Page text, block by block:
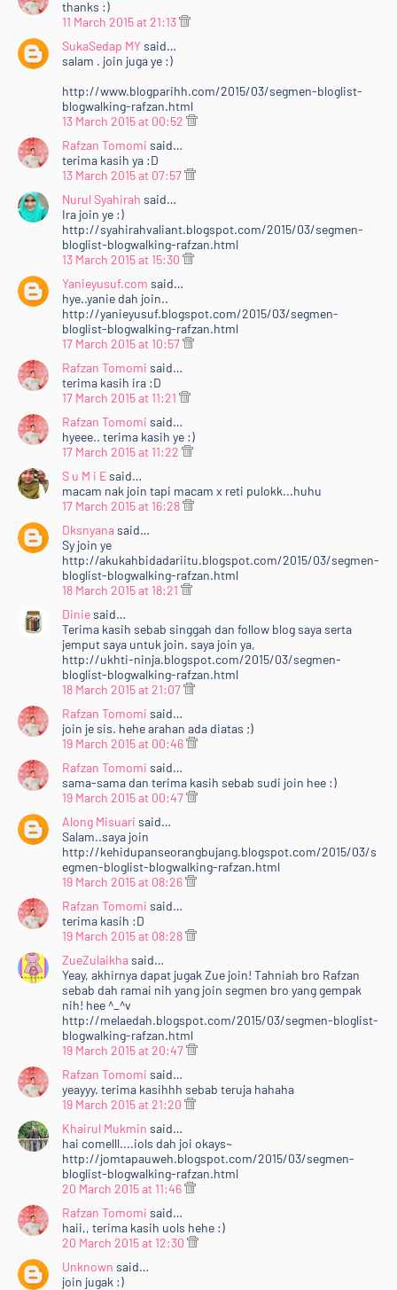
thanks :)
11 March 2015 at 21:13
SukaSedap MYsaid…
salam . join juga ye :)
http://www.blogparihh.com/2015/03/segmen-bloglist-
blogwalking-rafzan.html
13 March 2015 at 00:52
Rafzan Tomomi said…
terima kasih ya :D
13 March 2015 at 07:57
Nurul Syahirah said…
Ira join ye :)
http://syahirahvaliant.blogspot.com/2015/03/segmen-
bloglist-blogwalking-rafzan.html
13 March 2015 at 15:30
Yanieyusuf.com said…
hye..yanie dah join..
http://yanieyusuf.blogspot.com/2015/03/segmen-
bloglist-blogwalking-rafzan.html
17 March 2015 at 10:57
Rafzan Tomomi said…
terima kasih ira :D
17 March 2015 at 11:21
Rafzan Tomomi said…
hyeee.. terima kasih ye :)
17 March 2015 at 11:22
S u M i Esaid…
macam nak join tapi macam x reti pulokk...huhu
17 March 2015 at 16:28
Dksnyanasaid…
Sy join ye
http://akukahbidadariitu.blogspot.com/2015/03/segmen-
bloglist-blogwalking-rafzan.html
18 March 2015 at 18:21
Diniesaid…
Terima kasih sebab singgah dan follow blog saya serta
jemput saya untuk join. saya join ya,
http://ukhti-ninja.blogspot.com/2015/03/segmen-
bloglist-blogwalking-rafzan.html
18 March 2015 at 21:07
Rafzan Tomomi said…
join je sis. hehe arahan ada diatas ;)
19 March 2015 at 00:46
Rafzan Tomomi said…
sama-sama dan terima kasih sebab sudi join hee :)
19 March 2015 at 00:47
Along Misuari said…
Salam..saya join
http://kehidupanseorangbujang.blogspot.com/2015/03/s
egmen-bloglist-blogwalking-rafzan.html
19 March 2015 at 08:26
Rafzan Tomomi said…
terima kasih :D
19 March 2015 at 08:28
ZueZulaikhasaid…
Yeay, akhirnya dapat jugak Zue join! Tahniah bro Rafzan
sebab dah ramai nih yang join segmen bro yang gempak
nih! hee ^_^v
http://melaedah.blogspot.com/2015/03/segmen-bloglist-
blogwalking-rafzan.html
19 March 2015 at 20:47
Rafzan Tomomi said…
yeayyy. terima kasihhh sebab teruja hahaha
19 March 2015 at 21:20
Khairul Mukmin said…
hai comelll....iols dah joi okays~
http://jomtapauweh.blogspot.com/2015/03/segmen-
bloglist-blogwalking-rafzan.html
20 March 2015 at 11:46
Rafzan Tomomi said…
haii,, terima kasih uols hehe :)
20 March 2015 at 12:30
Unknown said…
join jugak :)